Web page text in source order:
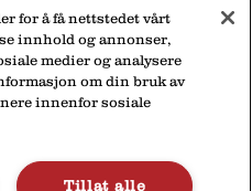
for å få nettstedet vårt
innhold og annonser,
medier og analysere
om din bruk av
innenfor sosiale
Tillat alle